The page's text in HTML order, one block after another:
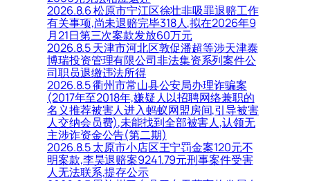
2026.8.6 松原市宁江区徐壮非吸罪退赔工作
有关事项,尚未退赔完毕318人,拟在2026年9
月21日第三次案款发放60万元
2026.8.5 天津市河北区敦促潘超等涉天津泰
博瑞投资管理有限公司非法集资系列案件公
司职员退缴违法所得
2026.8.5 衢州市常山县公安局办理诈骗案
(2017年至2018年,嫌疑人以招聘网络兼职的
名义推荐被害人进入蚂蚁网盟房间,引导被害
人交纳会员费),未能找到全部被害人,认领无
主涉诈资金公告(第二期)
2026.8.5 太原市小店区王宁罚金案120元不
明案款,李昊退赔案9241.79元刑事案件受害
人无法联系,提存公示